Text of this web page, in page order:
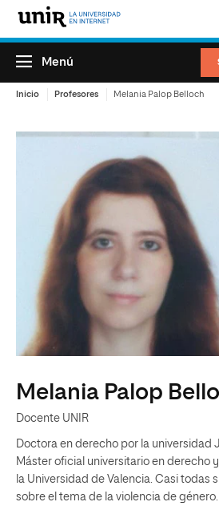
Menú
Inicio Profesores Melania Palop Belloch
Melania Palop
Docente UNIR
Doctora en derecho por la universidad
Máster oficial universitario en derecho
la Universidad de Valencia. Casi todas
sobre el tema de la violencia de género.